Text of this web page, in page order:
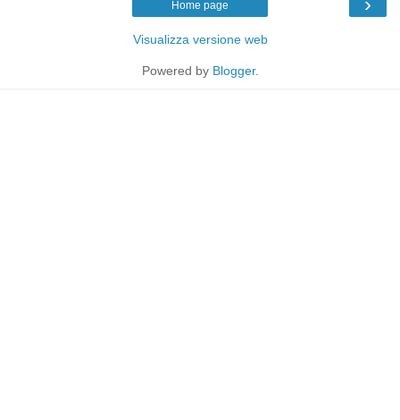
Home page
Visualizza versione web
Powered by Blogger.